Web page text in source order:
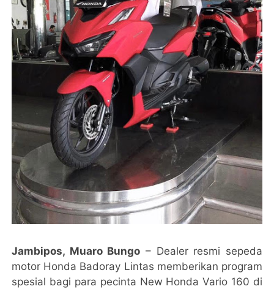
Jambipos, Muaro Bungo – Dealer resmi sepeda
motor Honda Badoray Lintas memberikan program
spesial bagi para pecinta New Honda Vario 160 di